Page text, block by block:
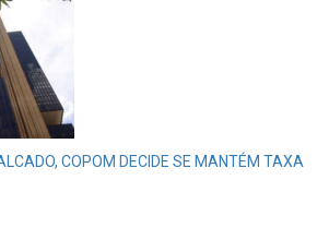
COPOM DECIDE SE MANTÉM TAXA